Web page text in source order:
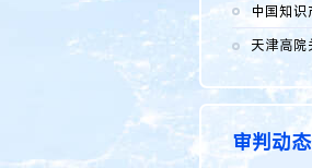
审判动态